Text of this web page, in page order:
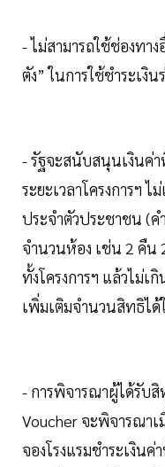
- ไม่สามารถใช้ช่องท
ตัง” ในการใช้ชำระเงิ
- รัฐจะสนับสนุนเงินค่
ระยะเวลาโครงการฯ
ประจำตัวประชาชน (
จำนวนห้อง เช่น 2 คืน
ทั้งโครงการฯ แล้วไม่
เพิ่มเติมจำนวนสิทธิได้
- การพิจารณาผู้ได้รับ
Voucher จะพิจารณา
จองโรงแรมชำระเงิน